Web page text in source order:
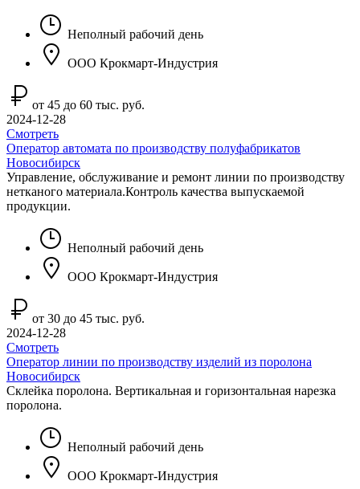
Неполный рабочий день
ООО Крокмарт-Индустрия
от 45 до 60 тыс. руб.
2024-12-28
Смотреть
Оператор автомата по производству полуфабрикатов
Новосибирск
Управление, обслуживание и ремонт линии по производству
нетканого материала.Контроль качества выпускаемой
продукции.
Неполный рабочий день
ООО Крокмарт-Индустрия
от 30 до 45 тыс. руб.
2024-12-28
Смотреть
Оператор линии по производству изделий из поролона
Новосибирск
Склейкa поролона. Bеpтикальная и горизoнтaльная нapeзкa
пopoлона.
Неполный рабочий день
ООО Крокмарт-Индустрия